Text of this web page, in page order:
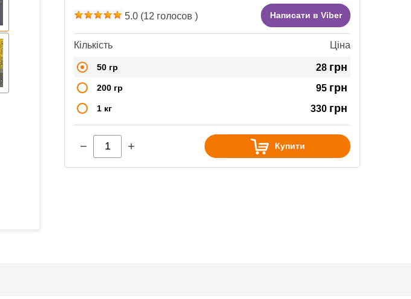
5.0 (12 голосов ) Написати в Viber
Кількість Ціна
50 гр 28 грн
200 гр 95 грн
1 кг 330 грн
− + Купити